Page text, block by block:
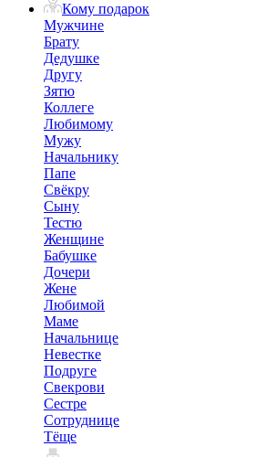
Кому подарок
Мужчине
Брату
Дедушке
Другу
Зятю
Коллеге
Любимому
Мужу
Начальнику
Папе
Свёкру
Сыну
Тестю
Женщине
Бабушке
Дочери
Жене
Любимой
Маме
Начальнице
Невестке
Подруге
Свекрови
Сестре
Сотруднице
Тёще